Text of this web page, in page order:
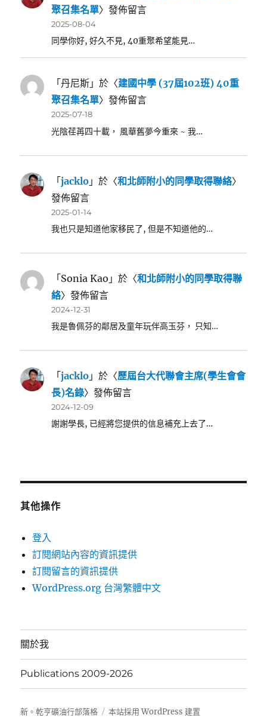
聚召集名單〉發佈留言
2025-08-04
同學你好, 好久不見, 40重聚希望能見…
「丹尼斯 」於〈建國中學 (37屆102班) 40重
聚召集名單〉發佈留言
2025-07-18
光陰荏苒四十載， 風華舊夢今重來 ~ 我…
「jacklo 」於〈和北師附小的同學取得聯絡〉
發佈留言
2025-01-14
我也只是知道他家移民了, 但是不知道他的…
「Sonia Kao 」於〈和北師附小的同學取得聯
絡〉發佈留言
2024-12-31
我是魯佩芬的鄰居及童年玩伴高玉芬， 只知…
「jacklo 」於〈歷屆台大代聯會主席(學生會會
長)名錄〉發佈留言
2024-12-09
謝謝學長, 已經將您提供的信息補充上去了…
其他操作
登入
訂閱網站內容的資訊提供
訂閱留言的資訊提供
WordPress.org 台灣繁體中文
關於我
Publications 2009-2026
新。乾亨礦油行部落格 本站採用 WordPress 建置